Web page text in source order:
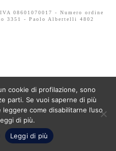
08601070017 - Numero ordine
3351 - Paolo Albertelli 4802
cookie di profilazione, sono
parti. Se vuoi saperne di più
come disabilitarne l’uso
di più.
Leggi di più